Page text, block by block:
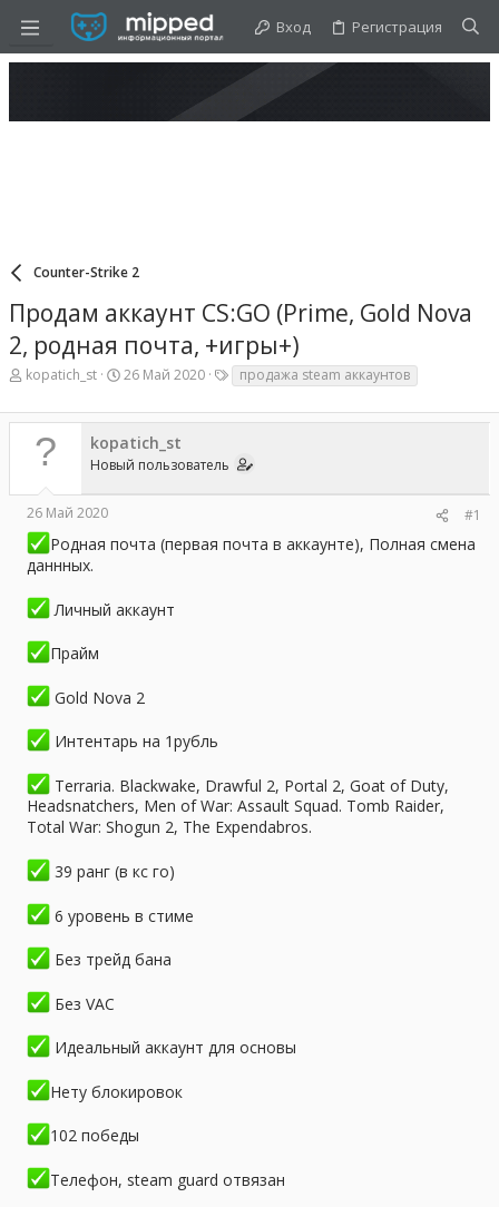
Вход Регистрация
Counter-Strike 2
Продам аккаунт CS:GO (Prime, Gold Nova
2, родная почта, +игры+)
А
т
о
м
ы
kopatich_st
Д
т
а
н
а
а
26 Май 2020
Т
е
г
и
продажа steam аккаунтов
kopatich_st
Новый пользователь
26 Май 2020 #1
Родная почта (первая почта в аккаунте), Полная смена
даннных.
Личный аккаунт
Прайм
Gold Nova 2
Интентарь на 1рубль
Terraria. Blackwake, Drawful 2, Portal 2, Goat of Duty,
Headsnatchers, Men of War: Assault Squad. Tomb Raider,
Total War: Shogun 2, The Expendabros.
39 ранг (в кс го)
6 уровень в стиме
Без трейд бана
Без VAC
Идеальный аккаунт для основы
Нету блокировок
102 победы
Телефон, steam guard отвязан